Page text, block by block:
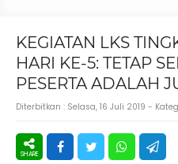
KEGIATAN LKS
HARI KE-5: TETAP
PESERTA ADALAH
Diterbitkan : Selasa, 16 Juli 2019 -